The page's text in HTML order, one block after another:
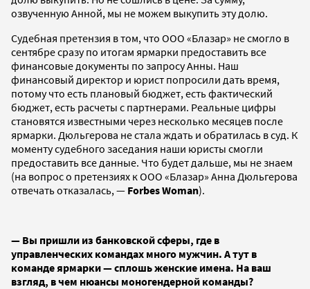
озвученную Анной, мы не можем выкупить эту долю.
Судебная претензия в том, что ООО «Блазар» не смогло в
сентябре сразу по итогам ярмарки предоставить все
финансовые документы по запросу Анны. Наш
финансовый директор и юрист попросили дать время,
потому что есть плановый бюджет, есть фактический
бюджет, есть расчеты с партнерами. Реальные цифры
становятся известными через несколько месяцев после
ярмарки. Дюльгерова не стала ждать и обратилась в суд. К
моменту судебного заседания наши юристы смогли
предоставить все данные. Что будет дальше, мы не знаем
(на вопрос о претензиях к OOO «Блазар» Анна Дюльгерова
отвечать отказалась, — Forbes Woman).
— Вы пришли из банковской сферы, где в
управленческих командах много мужчин. А тут в
команде ярмарки — сплошь женские имена. На ваш
взгляд, в чем нюансы моногендерной команды?